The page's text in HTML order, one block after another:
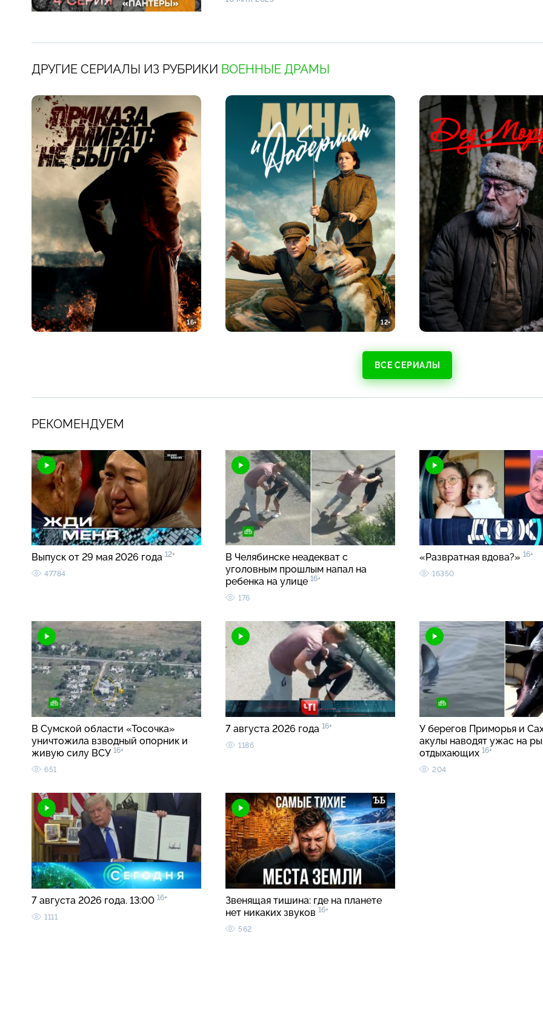
ДРУГИЕ СЕРИАЛЫ ИЗ РУБРИКИ ВОЕННЫЕ ДРАМЫ
16+ 12+
ВСЕ СЕРИАЛЫ
РЕКОМЕНДУЕМ
Выпуск от 29 мая 2026 года 12+
47784
В Челябинске неадекват с
уголовным прошлым напал на
ребенка на улице 16+
176
«Развратная вдова?» 16+
16350
В Сумской области «Тосочка»
уничтожила взводный опорник и
живую силу ВСУ 16+
651
7 августа 2026 года 16+
1186
У берегов Приморья и
акулы наводят ужас на
отдыхающих 16+
204
7 августа 2026 года. 13:00 16+
1111
Звенящая тишина: где на планете
нет никаких звуков 16+
562